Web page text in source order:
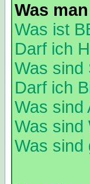
Was
Was ist
Darf ich
Was sind
Darf ich
Was sind
Was sind
Was sind